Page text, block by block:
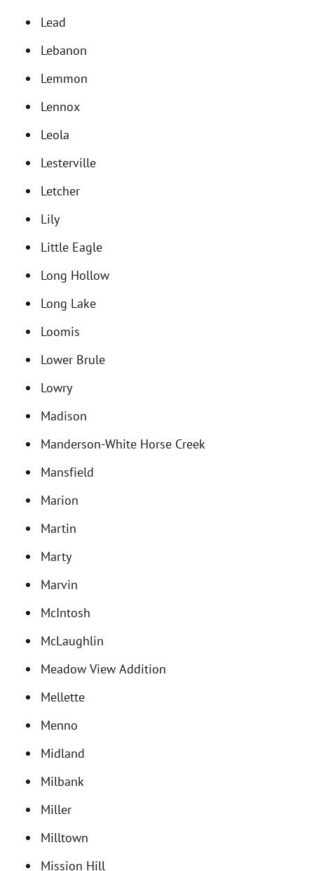
Lead
Lebanon
Lemmon
Lennox
Leola
Lesterville
Letcher
Lily
Little Eagle
Long Hollow
Long Lake
Loomis
Lower Brule
Lowry
Madison
Manderson-White Horse Creek
Mansfield
Marion
Martin
Marty
Marvin
McIntosh
McLaughlin
Meadow View Addition
Mellette
Menno
Midland
Milbank
Miller
Milltown
Mission Hill